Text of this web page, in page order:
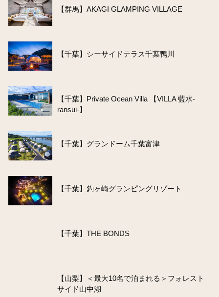
【群馬】AKAGI GLAMPING VILLAGE
【千葉】シーサイドテラス千葉鴨川
【千葉】Private Ocean Villa 【VILLA 藍水-
ransui-】
【千葉】グランドーム千葉富津
【千葉】釣ヶ崎グランピングリゾート
【千葉】THE BONDS
【山梨】＜最大10名で泊まれる＞フォレスト
サイド山中湖